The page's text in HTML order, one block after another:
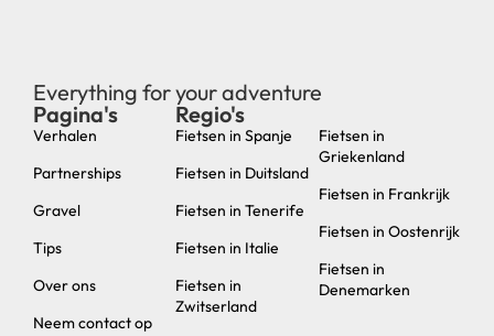
Everything for your adventure
Pagina's
Verhalen
Partnerships
Gravel
Tips
Over ons
Neem contact op
Regio's
Fietsen in Spanje
Fietsen in Duitsland
Fietsen in Tenerife
Fietsen in Italie
Fietsen in
Zwitserland
Fietsen in
Griekenland
Fietsen in Frankrijk
Fietsen in Oostenrijk
Fietsen in
Denemarken